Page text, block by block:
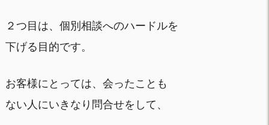
２つ目は、個別相談へのハードルを
下げる目的です。
お客様にとっては、会ったことも
ない人にいきなり問合せをして、